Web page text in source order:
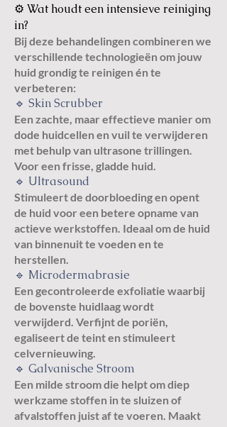
⚙️ Wat houdt een intensieve reiniging
in?
Bij deze behandelingen combineren we
verschillende technologieën om jouw
huid grondig te reinigen én te
verbeteren:
🔹 Skin Scrubber
Een zachte, maar effectieve manier om
dode huidcellen en vuil te verwijderen
met behulp van ultrasone trillingen.
Voor een frisse, gladde huid.
🔹 Ultrasound
Stimuleert de doorbloeding en opent
de huid voor een betere opname van
actieve werkstoffen. Ideaal om de huid
van binnenuit te voeden en te
herstellen.
🔹 Microdermabrasie
Een gecontroleerde exfoliatie waarbij
de bovenste huidlaag wordt
verwijderd. Verfijnt de poriën,
egaliseert de teint en stimuleert
celvernieuwing.
🔹 Galvanische Stroom
Een milde stroom die helpt om diep
werkzame stoffen in te sluizen of
afvalstoffen juist af te voeren. Maakt